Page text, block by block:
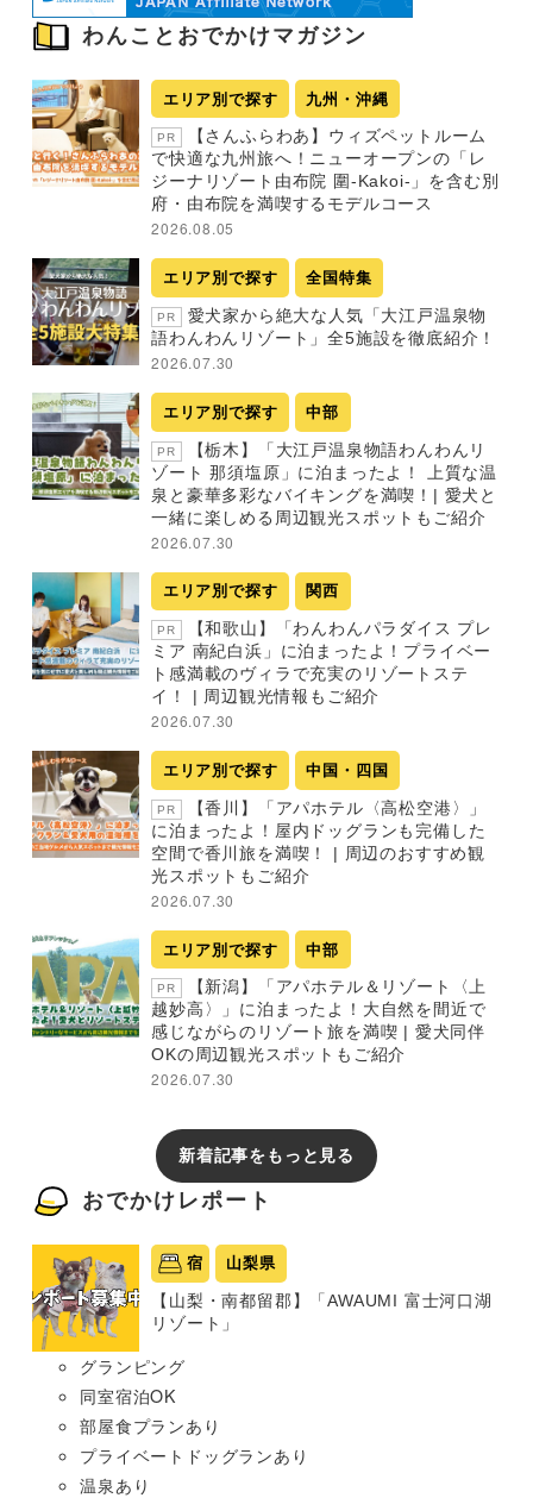
わんことおでかけマガジン
エリア別で探す 九州・沖縄
PR
【さんふらわあ】ウィズペットルーム
で快適な九州旅へ！ニューオープンの「レ
ジーナリゾート由布院 圍-Kakoi-」を含む別
府・由布院を満喫するモデルコース
2026.08.05
エリア別で探す 全国特集
PR
愛犬家から絶大な人気「大江戸温泉物
語わんわんリゾート」全5施設を徹底紹介！
2026.07.30
エリア別で探す 中部
PR
【栃木】「大江戸温泉物語わんわんリ
ゾート 那須塩原」に泊まったよ！ 上質な温
泉と豪華多彩なバイキングを満喫！| 愛犬と
一緒に楽しめる周辺観光スポットもご紹介
2026.07.30
エリア別で探す 関西
PR
【和歌山】「わんわんパラダイス プレ
ミア 南紀白浜」に泊まったよ！プライベー
ト感満載のヴィラで充実のリゾートステ
イ！ | 周辺観光情報もご紹介
2026.07.30
エリア別で探す 中国・四国
PR
【香川】「アパホテル〈高松空港〉」
に泊まったよ！屋内ドッグランも完備した
空間で香川旅を満喫！ | 周辺のおすすめ観
光スポットもご紹介
2026.07.30
エリア別で探す 中部
PR
【新潟】「アパホテル＆リゾート〈上
越妙高〉」に泊まったよ！大自然を間近で
感じながらのリゾート旅を満喫 | 愛犬同伴
OKの周辺観光スポットもご紹介
2026.07.30
新着記事をもっと見る
おでかけレポート
宿 山梨県
【山梨・南都留郡】「AWAUMI 富士河口湖
リゾート」
グランピング
同室宿泊OK
部屋食プランあり
プライベートドッグランあり
温泉あり